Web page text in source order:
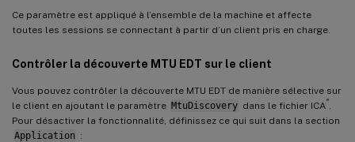
Ce paramètre est appliqué à l’ensemble de la machine et affecte
toutes les sessions se connectant à partir d’un client pris en charge.
Contrôler la découverte MTU EDT sur le client
Vous pouvez contrôler la découverte MTU EDT de manière sélective sur
le client en ajoutant le paramètre MtuDiscovery dans le fichier ICA ®
Pour désactiver la fonctionnalité, définissez ce qui suit dans la section
Application :